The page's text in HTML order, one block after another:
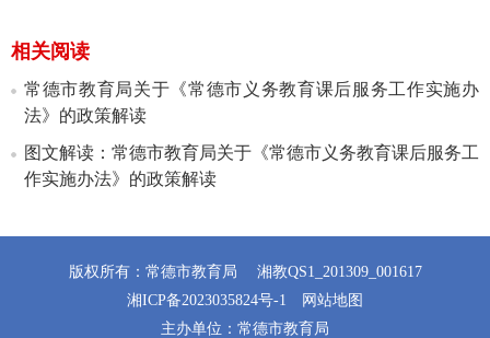
相关阅读
常德市教育局关于《常德市义务教育课后服务工作实施办
法》的政策解读
图文解读：常德市教育局关于《常德市义务教育课后服务工
作实施办法》的政策解读
版权所有：常德市教育局
湘教QS1_201309_001617
湘ICP备2023035824号-1
网站地图
主办单位：常德市教育局